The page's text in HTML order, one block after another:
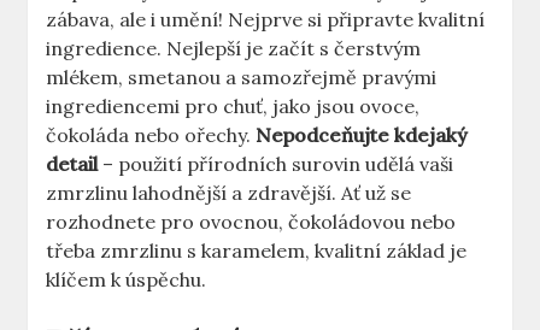
zábava, ⁢ale i umění! ​Nejprve si připravte kvalitní
ingredience. Nejlepší je začít s čerstvým
mlékem, smetanou a ⁢samozřejmě pravými
ingrediencemi pro chuť, jako jsou ovoce,
čokoláda nebo ořechy. Nepodceňujte kdejaký
detail– použití přírodních surovin udělá vaši
zmrzlinu lahodnější a zdravější. Ať už se
rozhodnete pro ovocnou, čokoládovou⁤ nebo
třeba zmrzlinu ​s karamelem, kvalitní‍ základ je
klíčem ⁢k úspěchu.